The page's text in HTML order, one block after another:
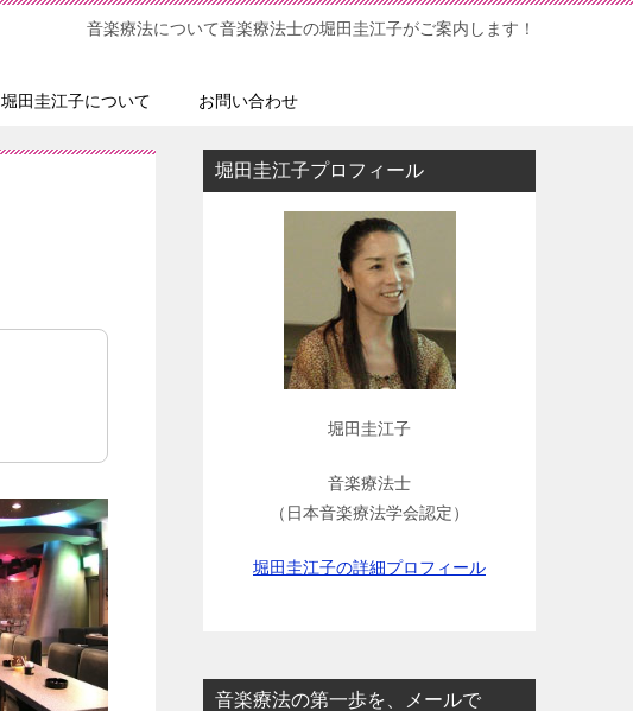
音楽療法について音楽療法士の堀田圭江子がご案内します！
堀田圭江子について お問い合わせ
堀田圭江子プロフィール
堀田圭江子
音楽療法士
（日本音楽療法学会認定）
堀田圭江子の詳細プロフィール
音楽療法の第一歩を、メールで